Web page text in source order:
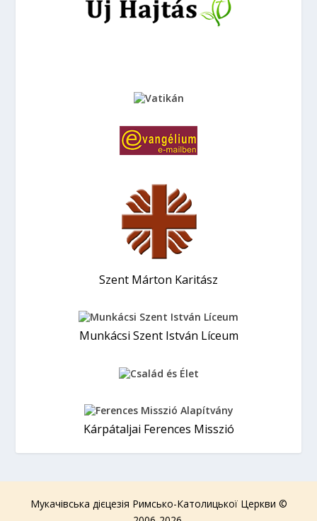
Szent Márton Karitász
Munkácsi Szent István Líceum
Kárpátaljai Ferences Misszió
Мукачівська дієцезія Римсько-Католицької Церкви ©